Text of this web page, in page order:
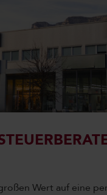
Wert auf eine